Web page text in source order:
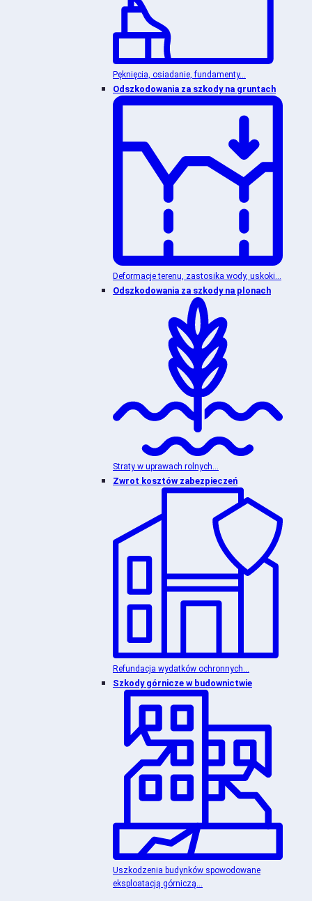
Pęknięcia, osiadanie, fundamenty...
Odszkodowania za szkody na gruntach
Deformacje terenu, zastosika wody, uskoki...
Odszkodowania za szkody na plonach
Straty w uprawach rolnych...
Zwrot kosztów zabezpieczeń
Refundacja wydatków ochronnych...
Szkody górnicze w budownictwie
Uszkodzenia budynków spowodowane
eksploatacją górniczą...